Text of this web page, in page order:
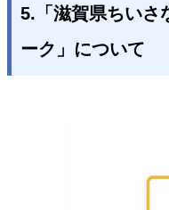
5.「滋賀県ちいさ
ーク」について